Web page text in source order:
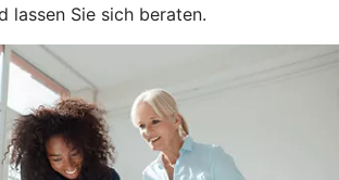
lassen Sie sich beraten.